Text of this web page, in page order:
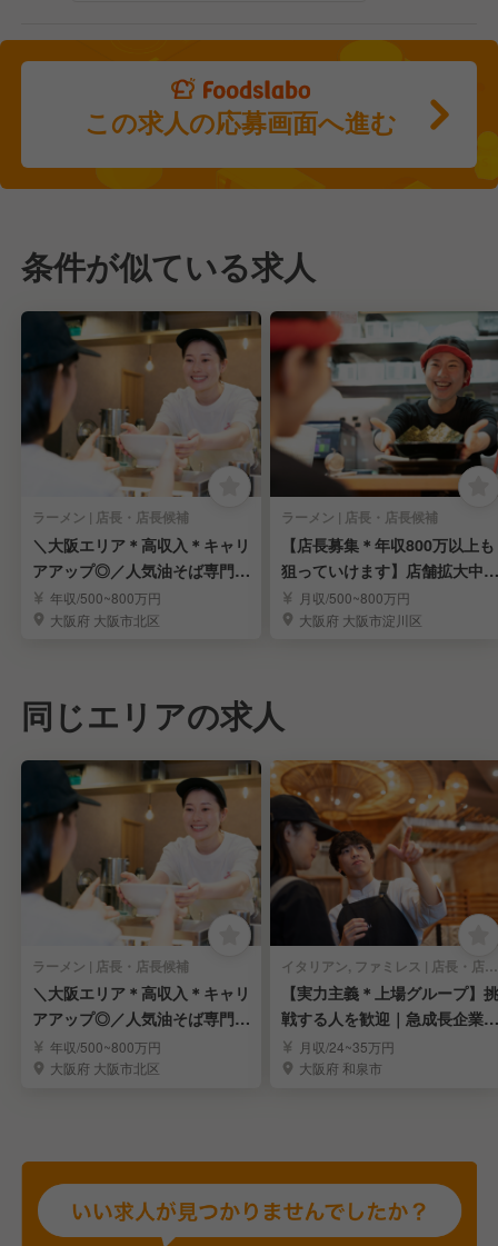
この求人の応募画面へ進む
条件が似ている求人
ラーメン | 店長・店長候補
＼大阪エリア＊高収入＊キャリ
アアップ◎／人気油そば専門店
の店長候補を募集！
年収/500~800万円
大阪府 大阪市北区
ラーメン | 店長・店長候補
【店長募集＊年収800万以上も
狙っていけます】店舗拡大中の
人気家系ラーメン
月収/500~800万円
大阪府 大阪市淀川区
同じエリアの求人
ラーメン | 店長・店長候補
＼大阪エリア＊高収入＊キャリ
アアップ◎／人気油そば専門店
の店長候補を募集！
年収/500~800万円
大阪府 大阪市北区
イタリアン, ファミレス | 店長・店長候補
【実力主義＊上場グループ】挑
戦する人を歓迎｜急成長企業で
キャリアを実現
月収/24~35万円
大阪府 和泉市